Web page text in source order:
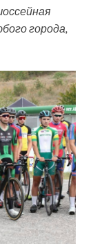
города,